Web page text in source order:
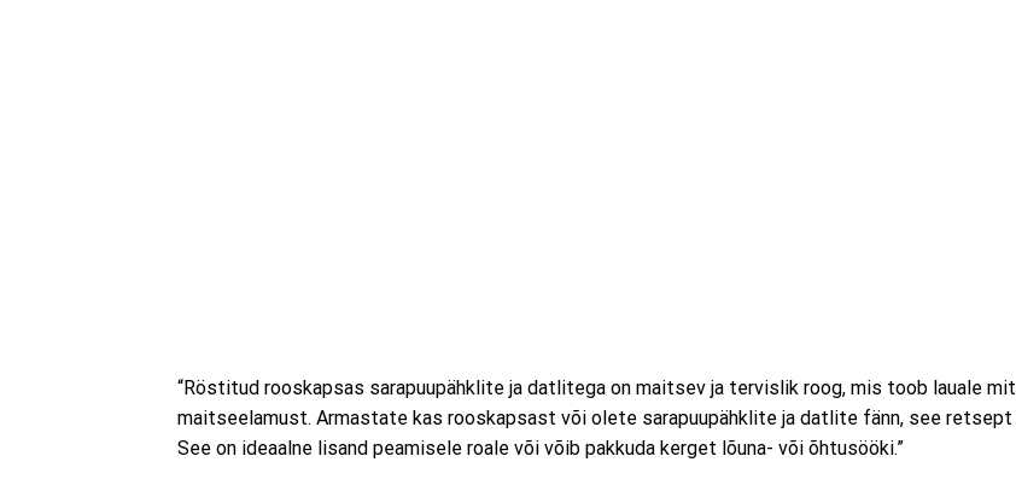
“Röstitud rooskapsas sarapuupähklite ja datlitega on maitsev ja tervislik roog, mis toob lauale
maitseelamust. Armastate kas rooskapsast või olete sarapuupähklite ja datlite fänn, see retsept
See on ideaalne lisand peamisele roale või võib pakkuda kerget lõuna- või õhtusööki.”